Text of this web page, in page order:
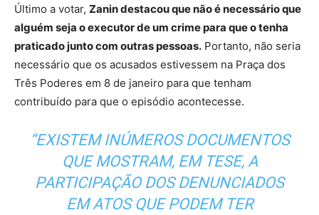
Último a votar, Zanin destacou que não é necessário que
alguém seja o executor de um crime para que o tenha
praticado junto com outras pessoas. Portanto, não seria
necessário que os acusados estivessem na Praça dos
Três Poderes em 8 de janeiro para que tenham
contribuído para que o episódio acontecesse.
“EXISTEM INÚMEROS DOCUMENTOS
QUE MOSTRAM, EM TESE, A
PARTICIPAÇÃO DOS DENUNCIADOS
EM ATOS QUE PODEM TER